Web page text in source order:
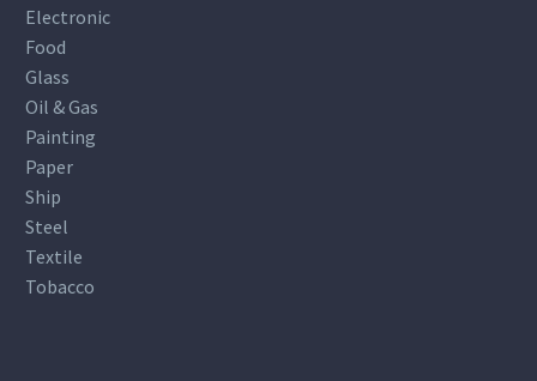
Electronic
Food
Glass
Oil & Gas
Painting
Paper
Ship
Steel
Textile
Tobacco